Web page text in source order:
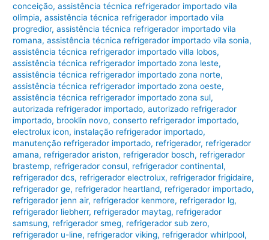
conceição,assistência técnica refrigerador importado vila
olímpia,assistência técnica refrigerador importado vila
progredior,assistência técnica refrigerador importado vila
romana,assistência técnica refrigerador importado vila sonia,
assistência técnica refrigerador importado villa lobos,
assistência técnica refrigerador importado zona leste,
assistência técnica refrigerador importado zona norte,
assistência técnica refrigerador importado zona oeste,
assistência técnica refrigerador importado zona sul,
autorizada refrigerador importado,autorizado refrigerador
importado, brooklin novo,conserto refrigerador importado,
electrolux icon, instalação refrigerador importado,
manutenção refrigerador importado, refrigerador, refrigerador
amana, refrigerador ariston, refrigerador bosch, refrigerador
brastemp, refrigerador consul, refrigerador continental,
refrigerador dcs, refrigerador electrolux, refrigerador frigidaire,
refrigerador ge, refrigerador heartland, refrigerador importado,
refrigerador jenn air, refrigerador kenmore, refrigerador lg,
refrigerador liebherr, refrigerador maytag, refrigerador
samsung, refrigerador smeg, refrigerador sub zero,
refrigerador u-line, refrigerador viking, refrigerador whirlpool,